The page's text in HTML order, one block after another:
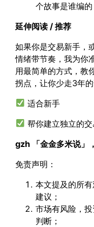
个故事是谁编
延伸阅读 / 推荐
如果你是交易新手，
情绪带节奏，我为你
用最简单的方式，教
拐点，让你少走3年的
适合新手
帮你建立独立的
gzh 「金金多米说」
免责声明：
本文提及的所
建议；
市场有风险，
判断；